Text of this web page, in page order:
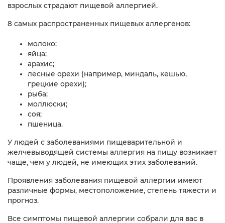
взрослых страдают пищевой аллергией.
8 самых распространенных пищевых аллергенов:
молоко;
яйца;
арахис;
лесные орехи (например, миндаль, кешью,
грецкие орехи);
рыба;
моллюски;
соя;
пшеница.
У людей с заболеваниями пищеварительной и
желчевыводящей системы аллергия на пищу возникает
чаще, чем у людей, не имеющих этих заболеваний.
Проявления заболевания пищевой аллергии имеют
различные формы, местоположение, степень тяжести и
прогноз.
Все симптомы пищевой аллергии собрали для вас в